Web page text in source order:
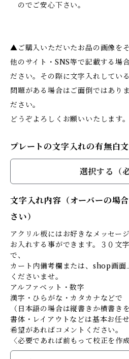
のでご安心下さい。
▲ご購入いただいたお品の画像を
他のサイト・SNS等で記載する場
ださい。その際に文字入れしてい
問題がある場合はご面倒ではあり
ださい。
どうぞよろしくお願いいたします。
プレートの文字入れの有無白文
選択する（必
文字入れ内容（オーバーの場
さい）
アクリル板にはお好きなメッセー
お入れする事ができます。３０文
で、
カート内備考欄または、shop画
くださいませ。
アルファベット・数字
漢字・ひらがな・カタカナなどで
（日本語の場合は縦書きか横書き
書体・レイアウトなどは基本お任
希望があればコメントください。
〈必要であれば前もって校正を作